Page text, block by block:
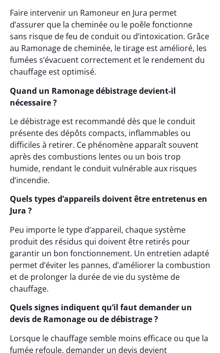
Faire intervenir un Ramoneur en Jura permet
d’assurer que la cheminée ou le poêle fonctionne
sans risque de feu de conduit ou d’intoxication. Grâce
au Ramonage de cheminée, le tirage est amélioré, les
fumées s’évacuent correctement et le rendement du
chauffage est optimisé.
Quand un Ramonage débistrage devient-il
nécessaire ?
Le débistrage est recommandé dès que le conduit
présente des dépôts compacts, inflammables ou
difficiles à retirer. Ce phénomène apparaît souvent
après des combustions lentes ou un bois trop
humide, rendant le conduit vulnérable aux risques
d’incendie.
Quels types d’appareils doivent être entretenus en
Jura ?
Peu importe le type d’appareil, chaque système
produit des résidus qui doivent être retirés pour
garantir un bon fonctionnement. Un entretien adapté
permet d’éviter les pannes, d’améliorer la combustion
et de prolonger la durée de vie du système de
chauffage.
Quels signes indiquent qu’il faut demander un
devis de Ramonage ou de débistrage ?
Lorsque le chauffage semble moins efficace ou que la
fumée refoule, demander un devis devient